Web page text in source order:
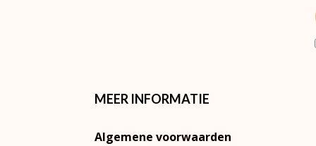
MEER INFORMATIE
Algemene voorwaarden